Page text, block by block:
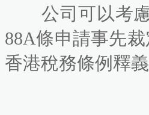
公司可以考慮
88A條申請事先
香港稅務條例釋